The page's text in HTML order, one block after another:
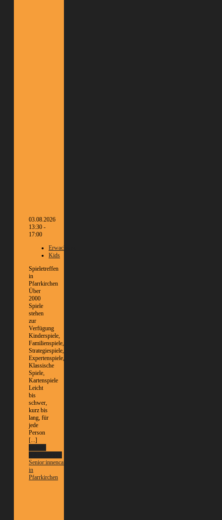
03.08.2026
13:30 -
17:00
Erwachsene
Kids
Spieletreffen
in
Pfarrkirchen
Über
2000
Spiele
stehen
zur
Verfügung
Kinderspiele,
Familienspiele,
Strategiespiele,
Expertenspiele,
Klassische
Spiele,
Kartenspiele
Leicht
bis
schwer,
kurz bis
lang, für
jede
Person
[...]
Senior:innencafé
in
Pfarrkirchen